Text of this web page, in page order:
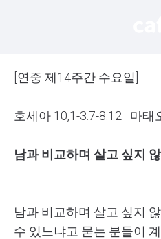
[연중 제14주간 수요일]
호세아 10,1-3.7-8.12 마태
남과 비교하며 살고 싶지
남과 비교하며 살고 싶지
수 있느냐고 묻는 분들이